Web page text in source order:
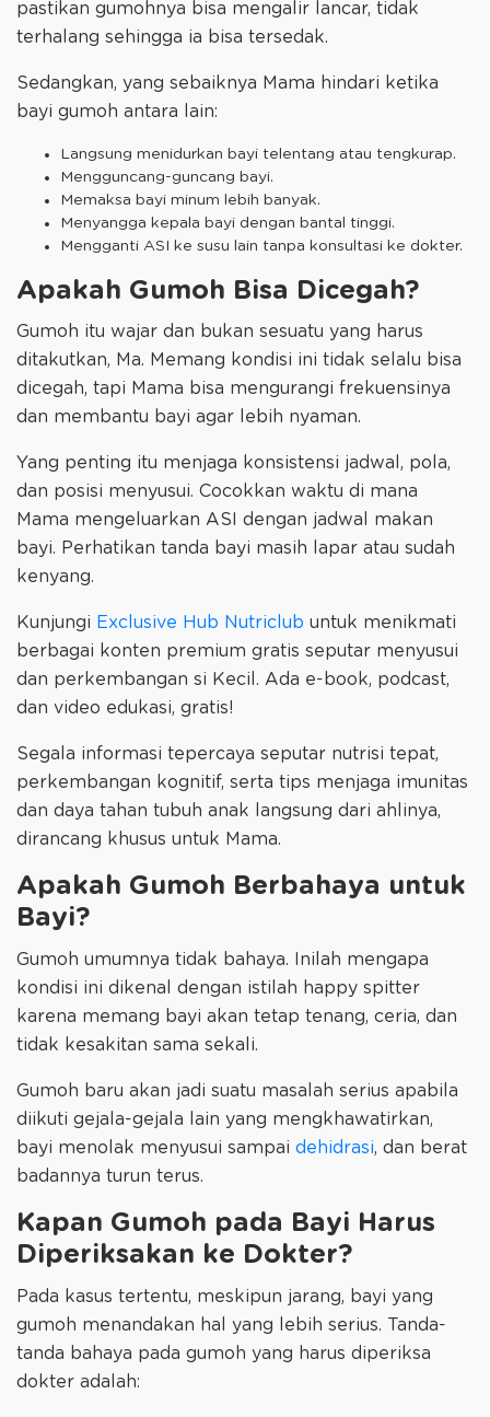
pastikan gumohnya bisa mengalir lancar, tidak
terhalang sehingga ia bisa tersedak.
Sedangkan, yang sebaiknya Mama hindari ketika
bayi gumoh antara lain:
Langsung menidurkan bayi telentang atau tengkurap.
Mengguncang-guncang bayi.
Memaksa bayi minum lebih banyak.
Menyangga kepala bayi dengan bantal tinggi.
Mengganti ASI ke susu lain tanpa konsultasi ke dokter.
Apakah Gumoh Bisa Dicegah?
Gumoh itu wajar dan bukan sesuatu yang harus
ditakutkan, Ma. Memang kondisi ini tidak selalu bisa
dicegah, tapi Mama bisa mengurangi frekuensinya
dan membantu bayi agar lebih nyaman.
Yang penting itu menjaga konsistensi jadwal, pola,
dan posisi menyusui. Cocokkan waktu di mana
Mama mengeluarkan ASI dengan jadwal makan
bayi. Perhatikan tanda bayi masih lapar atau sudah
kenyang.
Kunjungi Exclusive Hub Nutriclub untuk menikmati
berbagai konten premium gratis seputar menyusui
dan perkembangan si Kecil. Ada e-book, podcast,
dan video edukasi, gratis!
Segala informasi tepercaya seputar nutrisi tepat,
perkembangan kognitif, serta tips menjaga imunitas
dan daya tahan tubuh anak langsung dari ahlinya,
dirancang khusus untuk Mama.
Apakah Gumoh Berbahaya untuk
Bayi?
Gumoh umumnya tidak bahaya. Inilah mengapa
kondisi ini dikenal dengan istilah happy spitter
karena memang bayi akan tetap tenang, ceria, dan
tidak kesakitan sama sekali.
Gumoh baru akan jadi suatu masalah serius apabila
diikuti gejala-gejala lain yang mengkhawatirkan,
bayi menolak menyusui sampai dehidrasi, dan berat
badannya turun terus.
Kapan Gumoh pada Bayi Harus
Diperiksakan ke Dokter?
Pada kasus tertentu, meskipun jarang, bayi yang
gumoh menandakan hal yang lebih serius. Tanda-
tanda bahaya pada gumoh yang harus diperiksa
dokter adalah: